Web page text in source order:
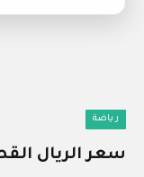
رياضة
سعر الريال القطرى